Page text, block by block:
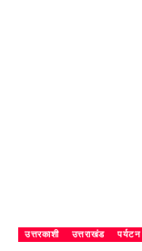
उत्तरकाशी उत्तराखंड पर्यटन